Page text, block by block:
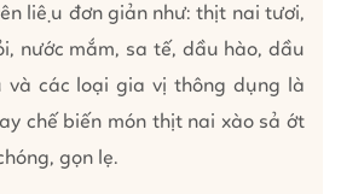
liệu đơn giản như: thịt nai tươi,
nước mắm, sa tế, dầu hào, dầu
và các loại gia vị thông dụng là
chế biến món thịt nai xào sả ớt
gọn lẹ.